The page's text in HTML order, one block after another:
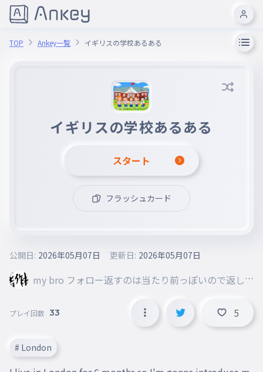
TOP Ankey一覧 イギリスの学校あるある
イギリスの学校あるある
スタート
フラッシュカード
my bro フォロー返すのは当たり前っぽいので返し
公開日: 2026年05月07日 更新日: 2026年05月07日
プレイ回数 33 5
# London